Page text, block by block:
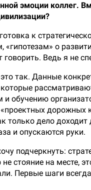
эмоции коллег.
к
о
говорить. Ведь я не
так. Данные
и обучению
дорожных
только дело
и опускаются руки.
подчеркнуть:
не стояние на
Первые шаги